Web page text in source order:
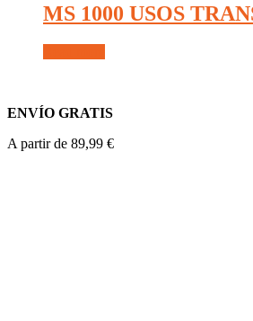
MS 1000 USOS
ENVÍO GRATIS
A partir de 89,99 €